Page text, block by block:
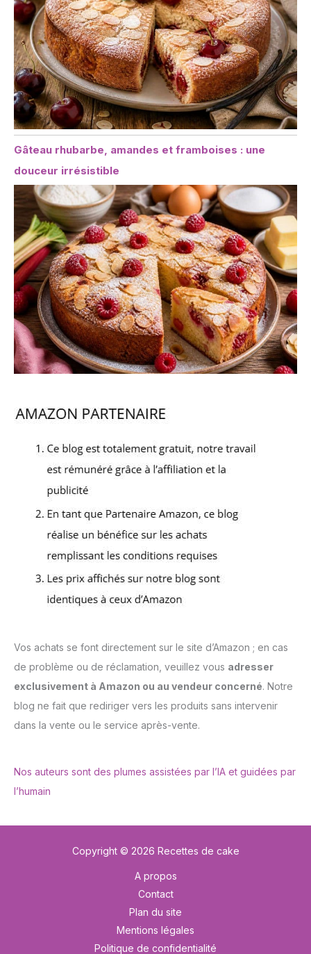
Gâteau rhubarbe, amandes et framboises : une
douceur irrésistible
Vos achats se font directement sur le site d’Amazon ; en cas
de problème ou de réclamation, veuillez vous adresser
exclusivement à Amazon ou au vendeur concerné. Notre
blog ne fait que rediriger vers les produits sans intervenir
dans la vente ou le service après-vente.
Nos auteurs sont des plumes assistées par l’IA et guidées par
l’humain
Copyright © 2026 Recettes de cake
A propos
Contact
Plan du site
Mentions légales
Politique de confidentialité